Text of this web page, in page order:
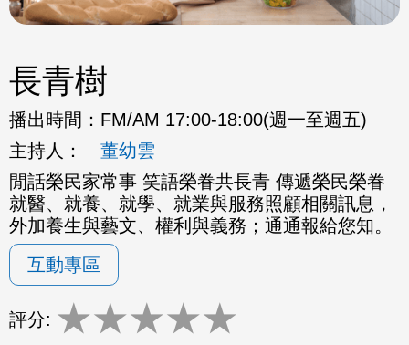
長青樹
播出時間： FM/AM 17:00-18:00(週一至週五)
主持人：
董幼雲
閒話榮民家常事 笑語榮眷共長青 傳遞榮民榮眷
就醫、就養、就學、就業與服務照顧相關訊息，
外加養生與藝文、權利與義務；通通報給您知。
互動專區
評分: ★★★★★